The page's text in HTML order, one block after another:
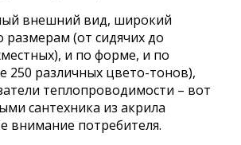
внешний вид, широкий
размерам (от сидячих до
и по форме, и по
250 различных цвето-тонов),
теплопроводимости – вот
сантехника из акрила
внимание потребителя.